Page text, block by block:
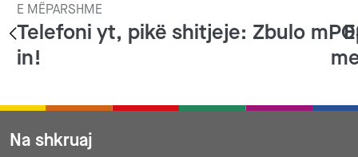
E MËPARSHME
Telefoni yt, pikë shitjeje: Zbulo
in!
Na shkruaj